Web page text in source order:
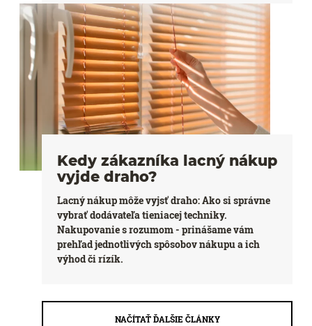
Kedy zákazníka lacný nákup
vyjde draho?
Lacný nákup môže vyjsť draho: Ako si správne
vybrať dodávateľa tieniacej techniky.
Nakupovanie s rozumom - prinášame vám
prehľad jednotlivých spôsobov nákupu a ich
výhod či rízík.
NAČÍTAŤ ĎALŠIE ČLÁNKY